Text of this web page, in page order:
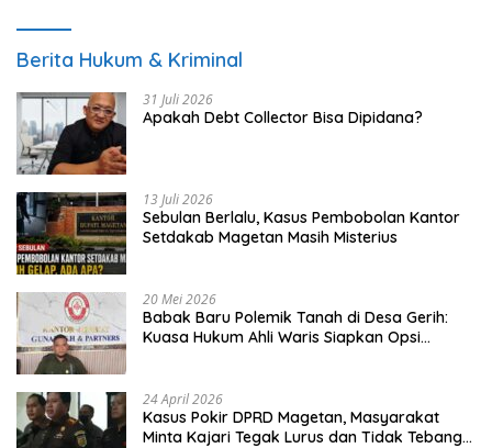
Berita Hukum & Kriminal
31 Juli 2026
Apakah Debt Collector Bisa Dipidana?
13 Juli 2026
Sebulan Berlalu, Kasus Pembobolan Kantor
Setdakab Magetan Masih Misterius
20 Mei 2026
Babak Baru Polemik Tanah di Desa Gerih:
Kuasa Hukum Ahli Waris Siapkan Opsi
24 April 2026
Kasus Pokir DPRD Magetan, Masyarakat
Minta Kajari Tegak Lurus dan Tidak Tebang